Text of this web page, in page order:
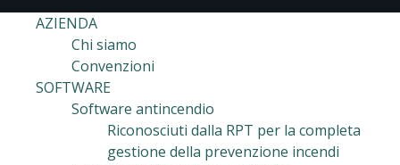
AZIENDA
Chi siamo
Convenzioni
SOFTWARE
Software antincendio
Riconosciuti dalla RPT per la completa
gestione della prevenzione incendi